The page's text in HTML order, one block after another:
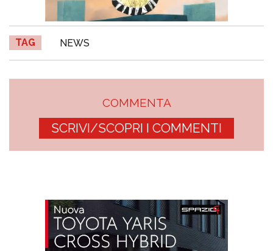
TAG NEWS
COMMENTA
SCRIVI/SCOPRI I COMMENTI